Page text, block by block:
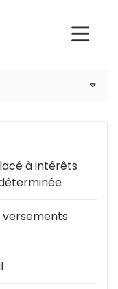
à intérêts
versements